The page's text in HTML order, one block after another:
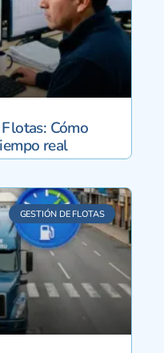
Cómo
real
GESTIÓN DE FLOTAS